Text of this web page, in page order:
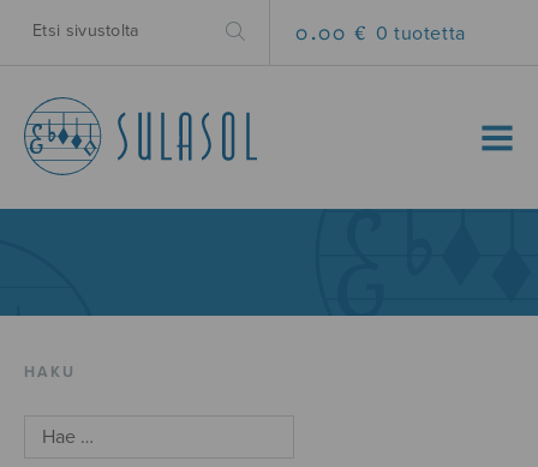
0.00 € 0 tuotetta
MENU
HAKU